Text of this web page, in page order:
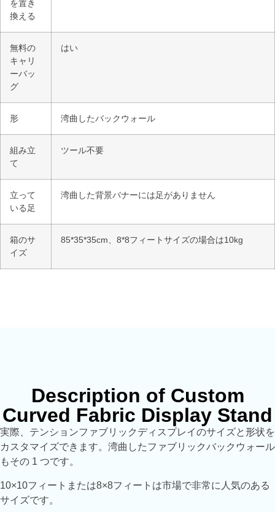
を置き
換える
無料の
キャリ
ーバッ
グ
はい
形 湾曲したバックウォール
組み立
て
ツール不要
立って
いる足
湾曲した背景バナーには足がありません
箱のサ
イズ
85*35*35cm、8*8フィートサイズの場合は10kg
Description of Custom
Curved Fabric Display Stand
実際、テンションファブリックディスプレイのサイズと形状を
カスタマイズできます。湾曲したファブリックバックウォール
もその 1 つです。
10×10フィートまたは8×8フィートは市場で非常に人気のある
サイズです。